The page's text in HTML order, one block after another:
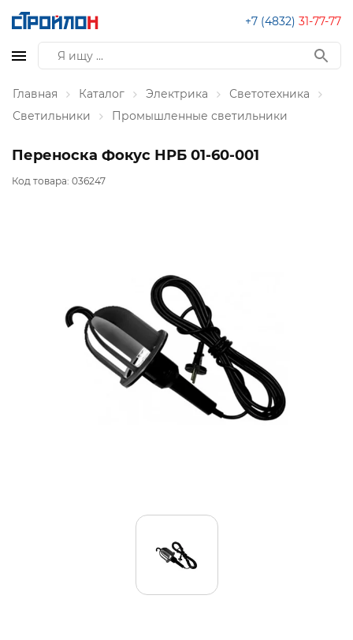
+7 (4832) 31-77-77
Главная Каталог Электрика
Светотехника
Светильники
Промышленные светильники
Переноска Фокус НРБ 01-60-001
Код товара: 036247